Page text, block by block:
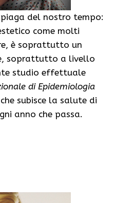
del nostro tempo:
come molti
è soprattutto un
soprattutto a livello
studio effettuale
di Epidemiologia
subisce la salute di
anno che passa.